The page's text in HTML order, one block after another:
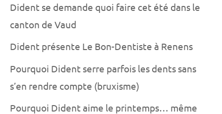
Dident se demande quoi faire cet été dans le
canton de Vaud
Dident présente Le Bon-Dentiste à Renens
Pourquoi Dident serre parfois les dents sans
s’en rendre compte (bruxisme)
Pourquoi Dident aime le printemps… même